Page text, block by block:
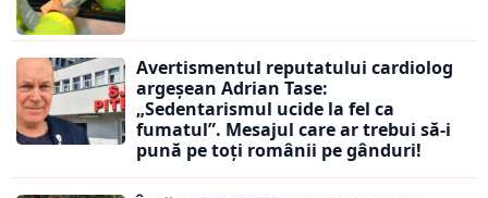
Avertismentul reputatului cardiolog
argeșean Adrian Tase:
„Sedentarismul ucide la fel ca
fumatul”. Mesajul care ar trebui să-i
pună pe toți românii pe gânduri!